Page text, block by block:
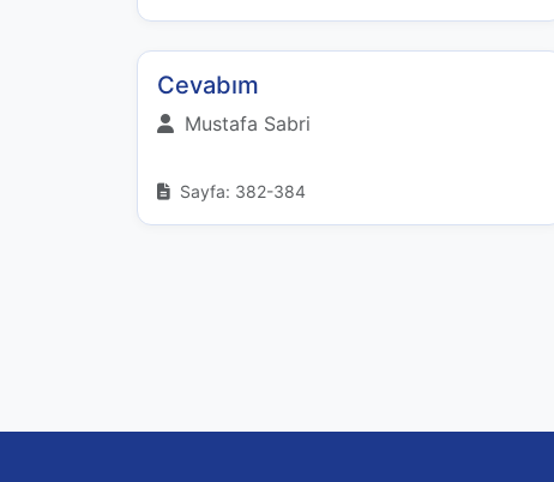
Cevabım
Mustafa Sabri
Sayfa: 382-384